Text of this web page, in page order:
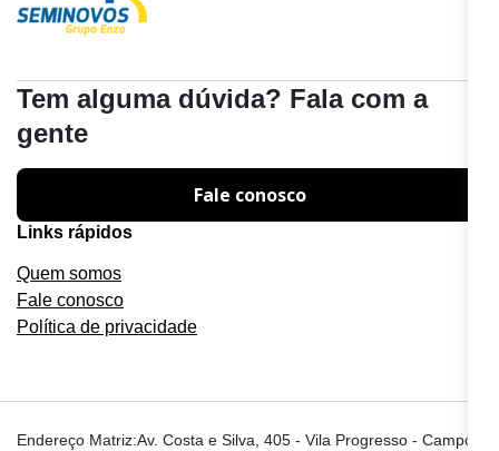
Tem alguma dúvida? Fala com a
gente
Fale conosco
Links rápidos
Quem somos
Fale conosco
Política de privacidade
Endereço Matriz:Av. Costa e Silva, 405 - Vila Progresso - Campo